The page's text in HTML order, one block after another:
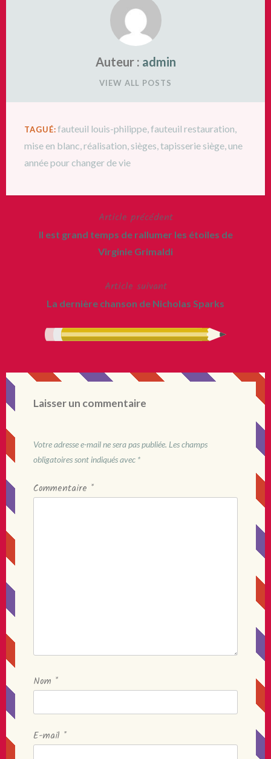
Auteur : admin
VIEW ALL POSTS
TAGUÉ: fauteuil louis-philippe,fauteuil restauration,
mise en blanc,réalisation, sièges,tapisserie siège,une
année pour changer de vie
Article précédent
Il est grand temps de rallumer les étoiles de
Virginie Grimaldi
Article suivant
La dernière chanson de Nicholas Sparks
Laisser un commentaire
Votre adresse e-mail ne sera pas publiée. Les champs
obligatoires sont indiqués avec *
Commentaire *
Nom *
E-mail *